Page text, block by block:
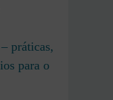
práticas,
para o